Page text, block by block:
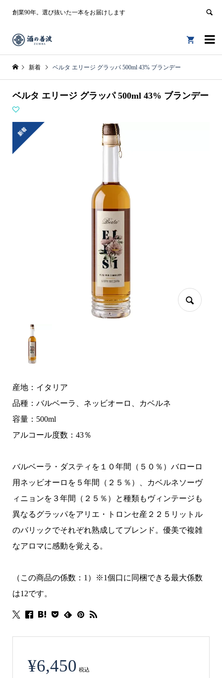
創業90年。選び抜いた一本をお届けします


新着 ベルタ エリージ グラッパ 500ml 43% ブランデー
ベルタ エリージ グラッパ 500ml 43% ブランデー
新着
産地：イタリア
品種：バルベーラ、ネッビオーロ、カベルネ
容量：500ml
アルコール度数：43％
バルベーラ・ダスティを１０年間（５０％）バローロ
用ネッビオーロを５年間（２５％）、カベルネソーヴ
ィニョンを３年間（２５％）と種類もヴィンテージも
異なるグラッパをアリエ・トロンセ産２２５リットル
のバリックでそれぞれ熟成してブレンド。優美で複雑
なアロマに感動を覚える。
（この商品の係数：1）※1個口に同梱できる最大係数
は12です。
¥6,450 税込